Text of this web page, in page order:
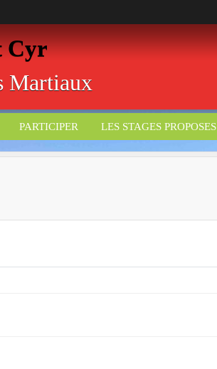
Cyr
Martiaux
PARTICIPER LES STAGES PROPOSES